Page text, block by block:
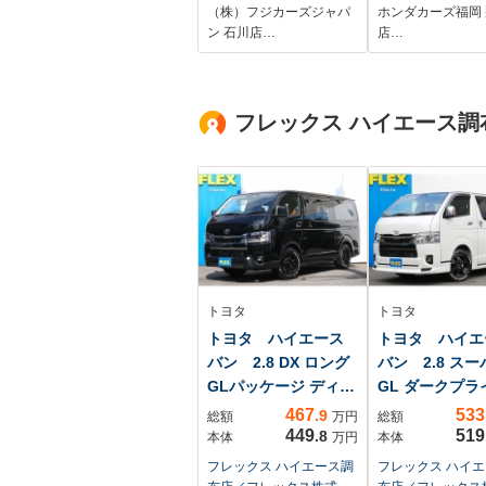
（株）フジカーズジャパ
ン 石川店…
ド 7速パドル
ト 純正17イ
ホンダカーズ福岡
店…
フレックス ハイエース
トヨタ
トヨタ ハイエース
バン 2.8 DX ロング
GLパッケージ ディ
ー...
総額 467.9 万円
本体
449.8 万円
フレックス ハイエース調
トヨタ
トヨタ ハイエ
バン 2.8 スー
GL ダークプラ
...
総額 533
本体 519
フレックス ハイ